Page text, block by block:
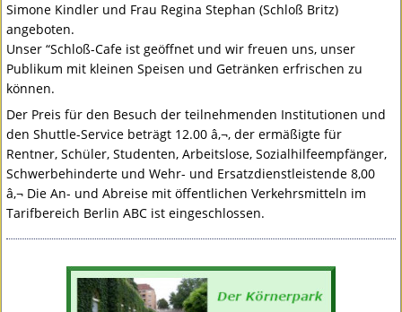
Simone Kindler und Frau Regina Stephan (Schloß Britz)
angeboten.
Unser “Schloß-Cafe ist geöffnet und wir freuen uns, unser
Publikum mit kleinen Speisen und Getränken erfrischen zu
können.
Der Preis für den Besuch der teilnehmenden Institutionen und
den Shuttle-Service beträgt 12.00 â‚¬, der ermäßigte für
Rentner, Schüler, Studenten, Arbeitslose, Sozialhilfeempfänger,
Schwerbehinderte und Wehr- und Ersatzdienstleistende 8,00
â‚¬ Die An- und Abreise mit öffentlichen Verkehrsmitteln im
Tarifbereich BerlinABC ist eingeschlossen.